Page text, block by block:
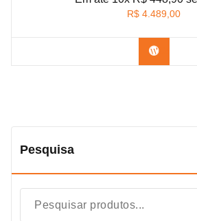
R$ 4.489,00
Confira
Pesquisa